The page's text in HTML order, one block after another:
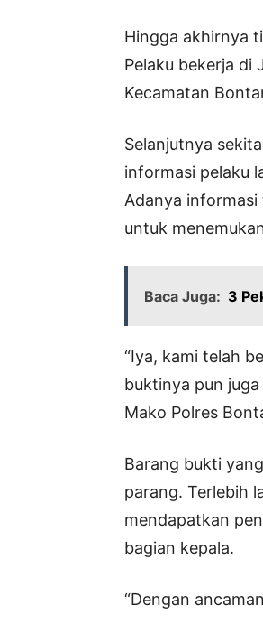
Hingga akhirnya
Pelaku bekerja di
Kecamatan
Selanjutnya
informasi pelaku
Adanya
untuk
Baca Juga: 3
“Iya, kami telah
buktinya pun
Mako Polres
Barang bukti
parang. Terlebih
mendapatkan
bagian kepala.
“Dengan